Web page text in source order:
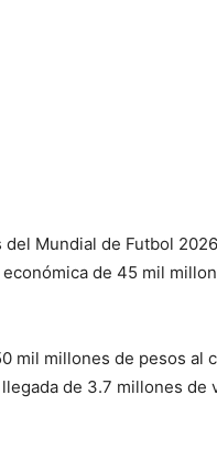
Mundial de Futbol
de 45 mil
mil millones de pesos al
de 3.7 millones de